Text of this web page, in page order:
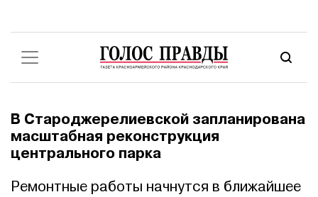
В Староджерелиевской запланирована
масштабная реконструкция
центрального парка
Ремонтные работы начнутся в ближайшее